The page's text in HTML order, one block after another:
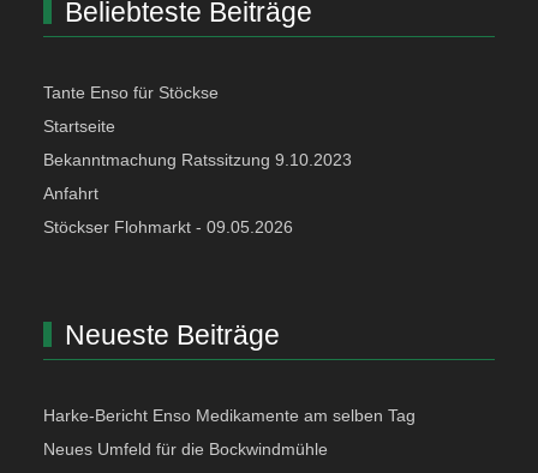
Beliebteste Beiträge
Tante Enso für Stöckse
Startseite
Bekanntmachung Ratssitzung 9.10.2023
Anfahrt
Stöckser Flohmarkt - 09.05.2026
Neueste Beiträge
Harke-Bericht Enso Medikamente am selben Tag
Neues Umfeld für die Bockwindmühle